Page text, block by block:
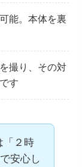
能。本体を裏
撮り、その対
す
「２時
安心し